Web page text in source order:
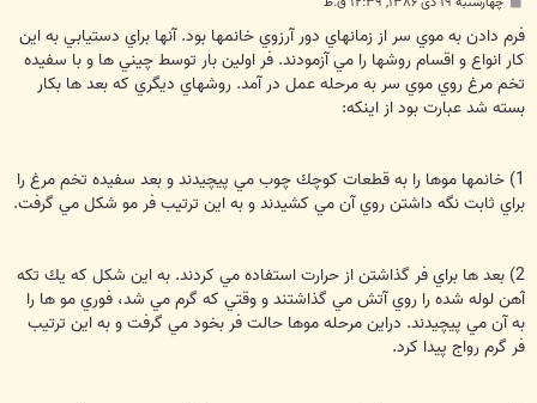
س
ت
فرم دادن به موي سر از زمانهاي دور آرزوي خانمها بود. آنها براي دستيابي به اين
كار انواع و اقسام روشها را مي آزمودند. فر اولين بار توسط چيني ها و با سفيده
تخم مرغ روي موي سر به مرحله عمل در آمد. روشهاي ديگري كه بعد ها بكار
بسته شد عبارت بود از اينكه:
1) خانمها موها را به قطعات كوچك چوب مي پيچيدند و بعد سفيده تخم مرغ را
براي ثابت نگه داشتن روي آن مي كشيدند و به اين ترتيب فر مو شكل مي گرفت.
2) بعد ها براي فر گذاشتن از حرارت استفاده مي كردند. به اين شكل كه يك تكه
آهن لوله شده را روي آتش مي گذاشتند و وقتي كه گرم مي شد، فوري مو ها را
به آن مي پيچيدند. دراين مرحله موها حالت فر بخود مي گرفت و به اين ترتيب
فر گرم رواج پيدا كرد.